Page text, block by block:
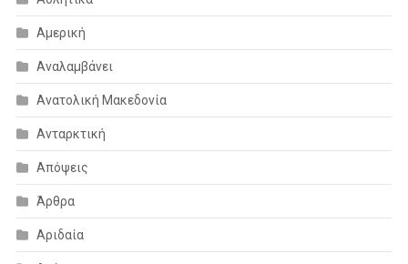
Αμερική
Αναλαμβάνει
Ανατολική Μακεδονία
Ανταρκτική
Απόψεις
Άρθρα
Αριδαία